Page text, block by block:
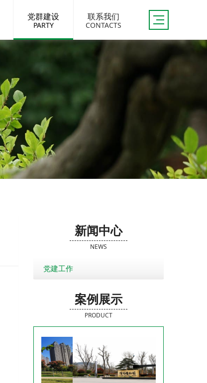
党群建设
PARTY
联系我们
CONTACTS
新闻中心
NEWS
党建工作
案例展示
PRODUCT